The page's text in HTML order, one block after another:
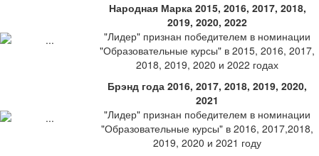
Народная Марка 2015, 2016, 2017, 2018,
2019, 2020, 2022
"Лидер" признан победителем в номинации
"Образовательные курсы" в 2015, 2016, 2017,
2018, 2019, 2020 и 2022 годах
Брэнд года 2016, 2017, 2018, 2019, 2020,
2021
"Лидер" признан победителем в номинации
"Образовательные курсы" в 2016, 2017,2018,
2019, 2020 и 2021 году